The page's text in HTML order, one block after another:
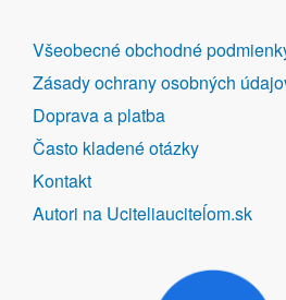
DALŠÍ
ODKAZY
Všeobecné obchodné
Zásady ochrany osobných
Doprava a platba
Často kladené otázky
Kontakt
Autori na Uciteliauciteĺom.sk